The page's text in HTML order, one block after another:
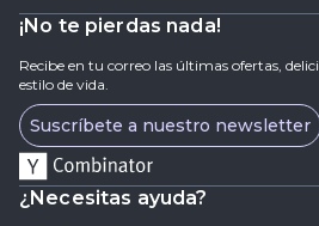
¡No te pierdas nada!
Recibe en tu correo las últimas ofertas,
estilo de vida.
Suscríbete a nuestro newsletter
¿Necesitas ayuda?